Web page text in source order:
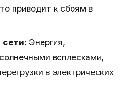
приводит к сбоям в
сети: Энергия,
всплесками,
в электрических